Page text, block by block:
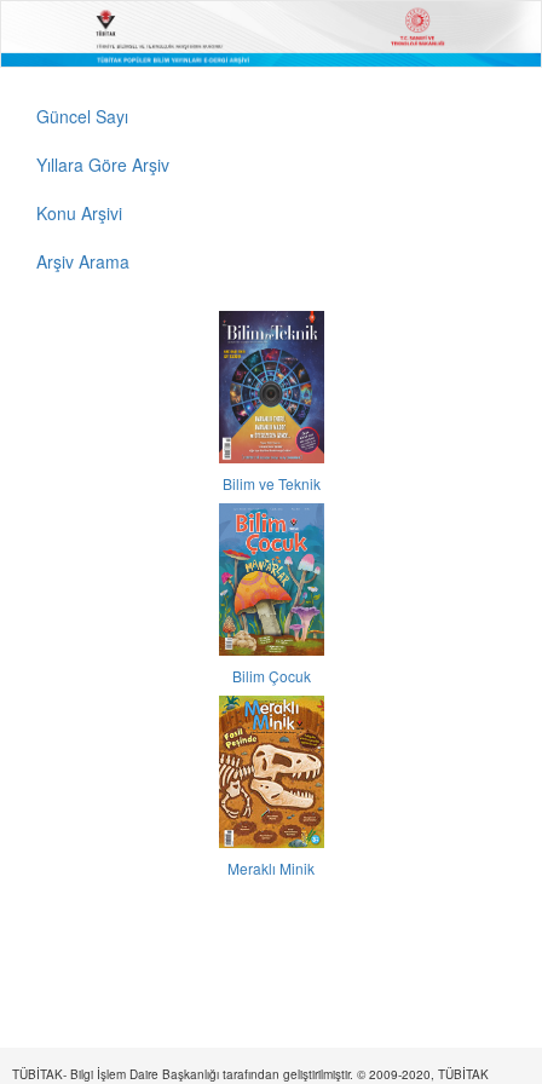
Güncel Sayı
Yıllara Göre Arşiv
Konu Arşivi
Arşiv Arama
Bilim ve Teknik
Bilim Çocuk
Meraklı Minik
TÜBİTAK- Bilgi İşlem Daire Başkanlığı tarafından geliştirilmiştir. © 2009-2020, TÜBİTAK